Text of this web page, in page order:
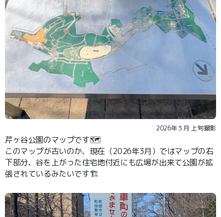
2026年３月 上旬撮影
芹ヶ谷公園のマップです🗺️
このマップが古いのか、現在（2026年3月）ではマップの右
下部分、谷を上がった住宅地付近にも広場が出来て公園が拡
張されているみたいです🏗️